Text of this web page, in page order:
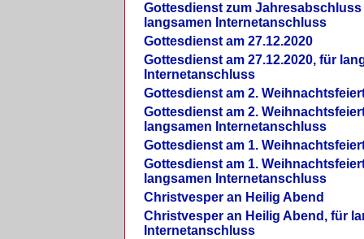
Gottesdienst zum Jahresabschluss
langsamen Internetanschluss
Gottesdienst am 27.12.2020
Gottesdienst am 27.12.2020, für
Internetanschluss
Gottesdienst am 2.
Gottesdienst am 2.
langsamen Internetanschluss
Gottesdienst am 1.
Gottesdienst am 1.
langsamen Internetanschluss
Christvesper an Heilig Abend
Christvesper an Heilig Abend, für
Internetanschluss